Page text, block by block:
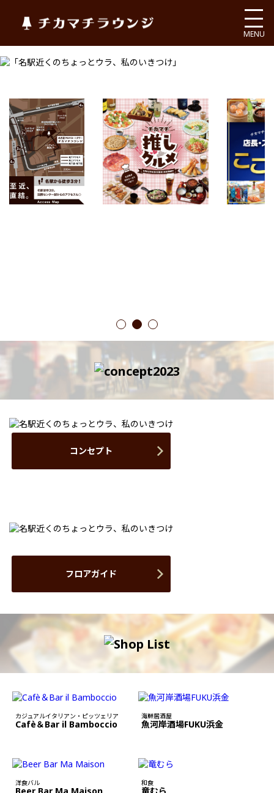
チカマチラウンジ
MENU
1 2 3
コンセプト
フロアガイド
カジュアルイタリアン・ピッツェリア
Cafè＆Bar il Bamboccio
海鮮居酒屋
魚河岸酒場FUKU浜金
洋食バル 和食